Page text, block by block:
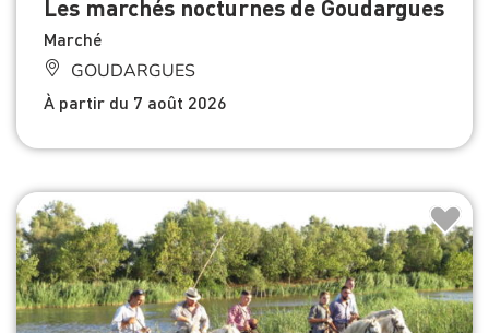
Les marchés nocturnes de Goudargues
Marché
GOUDARGUES
À partir du 7 août 2026